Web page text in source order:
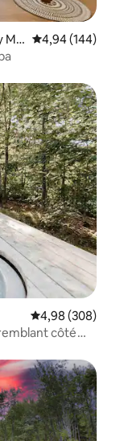
Mu Évaluation
4,94 (144)
Évaluation
4,98 (308)
côté